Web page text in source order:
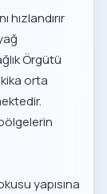
hızlandırır
Örgütü
orta
yapısına